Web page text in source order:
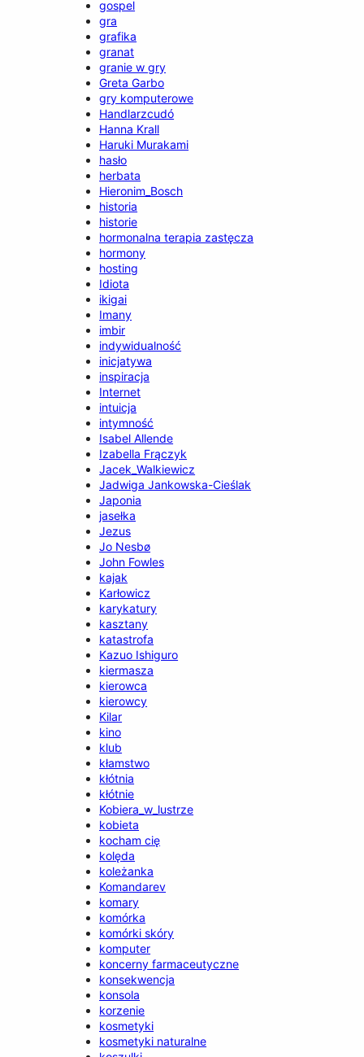
gospel
gra
grafika
granat
granie w gry
Greta Garbo
gry komputerowe
Handlarzcudó
Hanna Krall
Haruki Murakami
hasło
herbata
Hieronim_Bosch
historia
historie
hormonalna terapia zastęcza
hormony
hosting
Idiota
ikigai
Imany
imbir
indywidualność
inicjatywa
inspiracja
Internet
intuicja
intymność
Isabel Allende
Izabella Frączyk
Jacek_Walkiewicz
Jadwiga Jankowska-Cieślak
Japonia
jasełka
Jezus
Jo Nesbø
John Fowles
kajak
Karłowicz
karykatury
kasztany
katastrofa
Kazuo Ishiguro
kiermasza
kierowca
kierowcy
Kilar
kino
klub
kłamstwo
kłótnia
kłótnie
Kobiera_w_lustrze
kobieta
kocham cię
kolęda
koleżanka
Komandarev
komary
komórka
komórki skóry
komputer
koncerny farmaceutyczne
konsekwencja
konsola
korzenie
kosmetyki
kosmetyki naturalne